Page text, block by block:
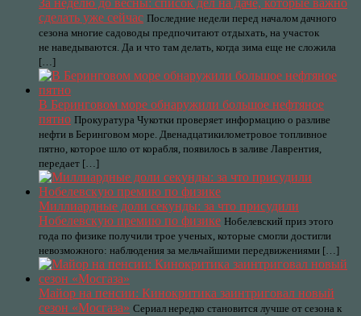
За неделю до весны: список дел на даче, которые важно
сделать уже сейчас Последние недели перед началом дачного
сезона многие садоводы предпочитают отдыхать, на участок
не наведываются. Да и что там делать, когда зима еще не сложила
[…]
В Беринговом море обнаружили большое нефтяное
пятно Прокуратура Чукотки проверяет информацию о разливе
нефти в Беринговом море. Двенадцатикилометровое топливное
пятно, которое шло от корабля, появилось в заливе Лаврентия,
передает […]
Миллиардные доли секунды: за что присудили
Нобелевскую премию по физике Нобелевский приз этого
года по физике получили трое ученых, которые смогли достигли
невозможного: наблюдения за мельчайшими передвижениями […]
Майор на пенсии: Кинокритика заинтриговал новый
сезон «Мосгаза» Сериал нередко становится лучше от сезона к